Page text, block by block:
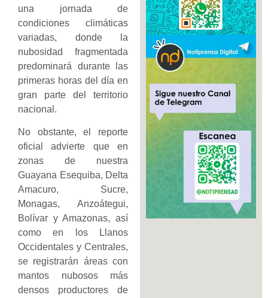
una jornada de
condiciones climáticas
variadas, donde la
nubosidad fragmentada
predominará durante las
primeras horas del día en
gran parte del territorio
nacional.
No obstante, el reporte
oficial advierte que en
zonas de nuestra
Guayana Esequiba, Delta
Amacuro, Sucre,
Monagas, Anzoátegui,
Bolívar y Amazonas, así
como en los Llanos
Occidentales y Centrales,
se registrarán áreas con
mantos nubosos más
densos productores de